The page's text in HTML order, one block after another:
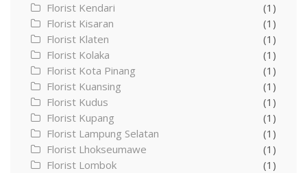
Florist Kendari
(1)
Florist Kisaran
(1)
Florist Klaten
(1)
Florist Kolaka
(1)
Florist Kota Pinang
(1)
Florist Kuansing
(1)
Florist Kudus
(1)
Florist Kupang
(1)
Florist Lampung Selatan
(1)
Florist Lhokseumawe
(1)
Florist Lombok
(1)